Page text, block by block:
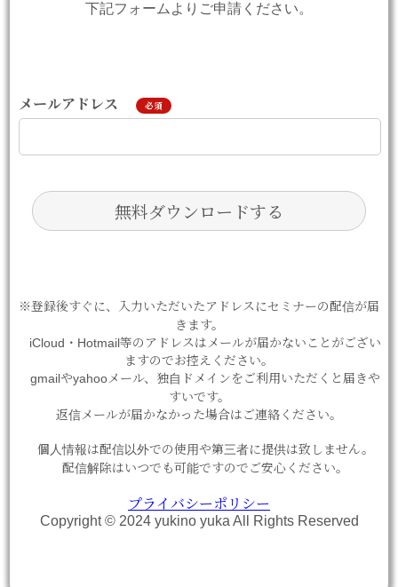
下記フォームよりご申請ください。
メールアドレス 必須
※登録後すぐに、入力いただいたアドレスにセミナーの配信が届
きます。
iCloud・Hotmail等のアドレスはメールが届かないことがござい
ますのでお控えください。
gmailやyahooメール、独自ドメインをご利用いただくと届きや
すいです。
返信メールが届かなかった場合はご連絡ください。
個人情報は配信以外での使用や第三者に提供は致しません。
配信解除はいつでも可能ですのでご安心ください。
プライバシーポリシー
Copyright © 2024 yukino yuka All Rights Reserved